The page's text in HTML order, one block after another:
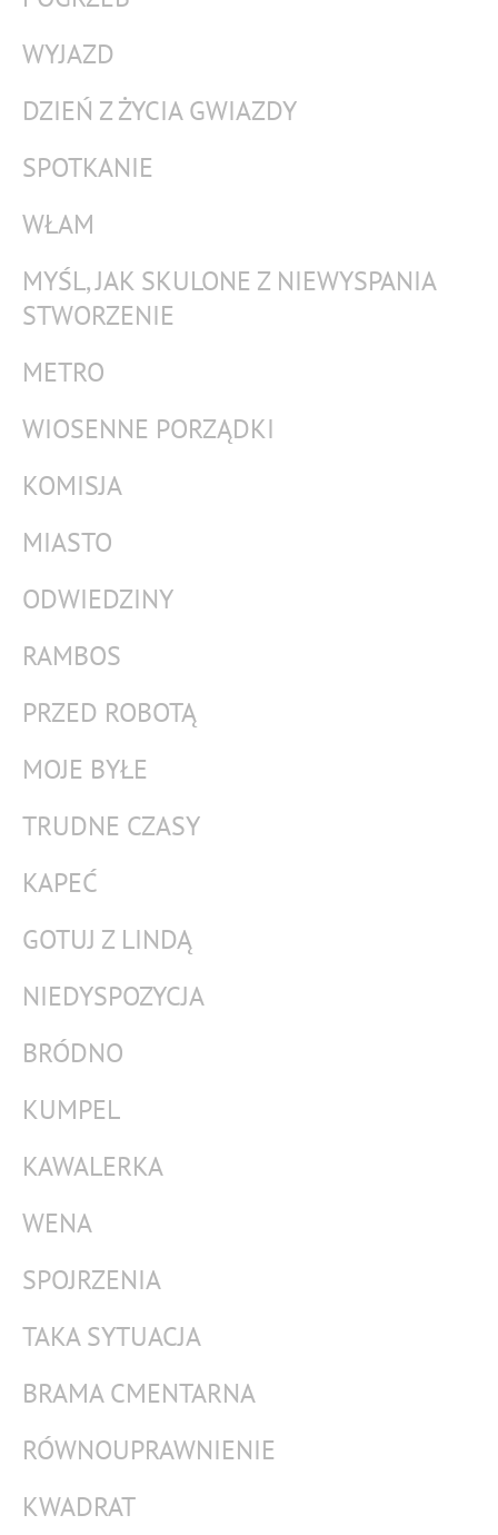
WYJAZD
DZIEŃ Z ŻYCIA GWIAZDY
SPOTKANIE
WŁAM
MYŚL, JAK SKULONE Z NIEWYSPANIA
STWORZENIE
METRO
WIOSENNE PORZĄDKI
KOMISJA
MIASTO
ODWIEDZINY
RAMBOS
PRZED ROBOTĄ
MOJE BYŁE
TRUDNE CZASY
KAPEĆ
GOTUJ Z LINDĄ
NIEDYSPOZYCJA
BRÓDNO
KUMPEL
KAWALERKA
WENA
SPOJRZENIA
TAKA SYTUACJA
BRAMA CMENTARNA
RÓWNOUPRAWNIENIE
KWADRAT